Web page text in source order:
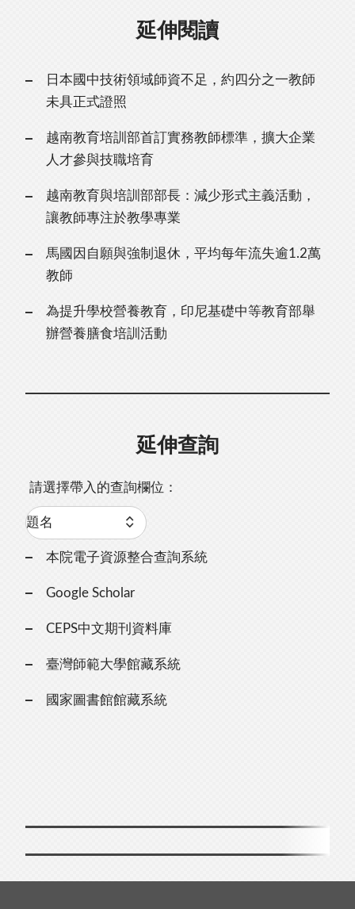
延伸閱讀
日本國中技術領域師資不足，約四分之一教師
未具正式證照
越南教育培訓部首訂實務教師標準，擴大企業
人才參與技職培育
越南教育與培訓部部長：減少形式主義活動，
讓教師專注於教學專業
馬國因自願與強制退休，平均每年流失逾1.2萬
教師
為提升學校營養教育，印尼基礎中等教育部舉
辦營養膳食培訓活動
延伸查詢
請選擇帶入的查詢欄位：
本院電子資源整合查詢系統
Google Scholar
CEPS中文期刊資料庫
臺灣師範大學館藏系統
國家圖書館館藏系統